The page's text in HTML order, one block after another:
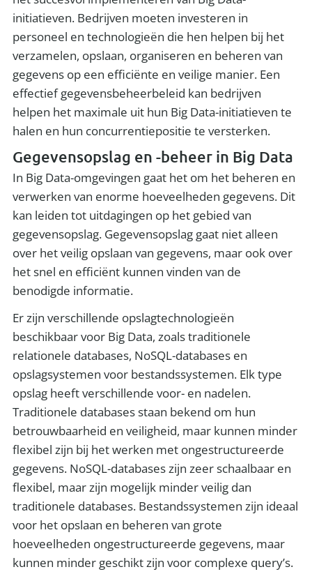
initiatieven. Bedrijven moeten investeren in
personeel en technologieën die hen helpen bij het
verzamelen, opslaan, organiseren en beheren van
gegevens op een efficiënte en veilige manier. Een
effectief gegevensbeheerbeleid kan bedrijven
helpen het maximale uit hun Big Data-initiatieven te
halen en hun concurrentiepositie te versterken.
Gegevensopslag en -beheer in Big Data
In Big Data-omgevingen gaat het om het beheren en
verwerken van enorme hoeveelheden gegevens. Dit
kan leiden tot uitdagingen op het gebied van
gegevensopslag. Gegevensopslag gaat niet alleen
over het veilig opslaan van gegevens, maar ook over
het snel en efficiënt kunnen vinden van de
benodigde informatie.
Er zijn verschillende opslagtechnologieën
beschikbaar voor Big Data, zoals traditionele
relationele databases, NoSQL-databases en
opslagsystemen voor bestandssystemen. Elk type
opslag heeft verschillende voor- en nadelen.
Traditionele databases staan bekend om hun
betrouwbaarheid en veiligheid, maar kunnen minder
flexibel zijn bij het werken met ongestructureerde
gegevens. NoSQL-databases zijn zeer schaalbaar en
flexibel, maar zijn mogelijk minder veilig dan
traditionele databases. Bestandssystemen zijn ideaal
voor het opslaan en beheren van grote
hoeveelheden ongestructureerde gegevens, maar
kunnen minder geschikt zijn voor complexe query’s.